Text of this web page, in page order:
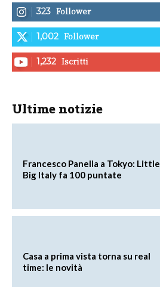
323 Follower
1,002 Follower
1,232 Iscritti
Ultime notizie
Francesco Panella a Tokyo: Little
Big Italy fa 100 puntate
Casa a prima vista torna su real
time: le novità